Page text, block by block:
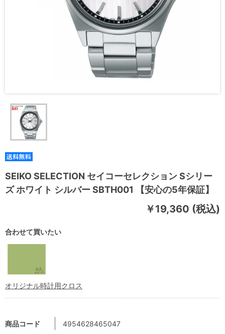
SEIKO SELECTION セイコーセレクション Sシリー
ズ ホワイト シルバー SBTH001 【安心の5年保証】
￥19,360 (税込)
商品コード 4954628465047
合わせて買いたい
オリジナル時計用クロス